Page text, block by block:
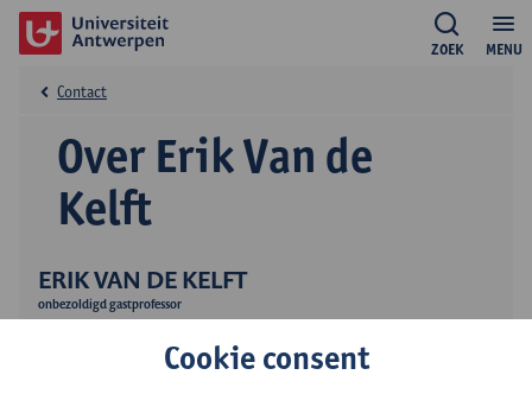
MENU
ZOEK
ERIK VAN DE KELFT
onbezoldigd gastprofessor
Over Erik Van de
Kelft
Contact
Cookie consent